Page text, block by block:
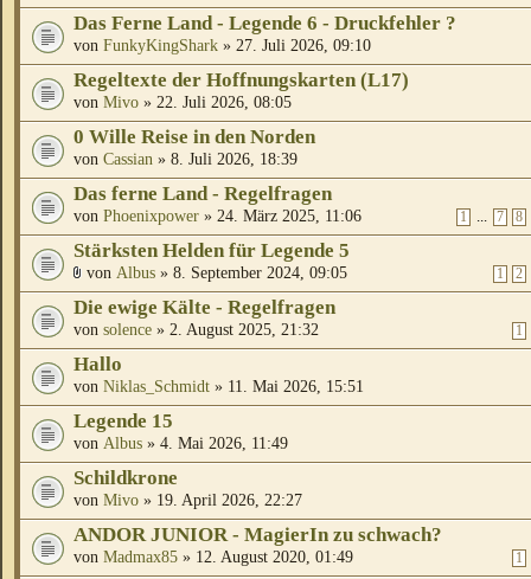
Das Ferne Land - Legende 6 - Druckfehler ?
von FunkyKingShark » 27. Juli 2026, 09:10
Regeltexte der Hoffnungskarten (L17)
von Mivo » 22. Juli 2026, 08:05
0 Wille Reise in den Norden
von Cassian » 8. Juli 2026, 18:39
Das ferne Land - Regelfragen
1 ... 7 8
von Phoenixpower » 24. März 2025, 11:06
Stärksten Helden für Legende 5
1 2
von Albus » 8. September 2024, 09:05
Die ewige Kälte - Regelfragen
1
von solence » 2. August 2025, 21:32
Hallo
von Niklas_Schmidt » 11. Mai 2026, 15:51
Legende 15
von Albus » 4. Mai 2026, 11:49
Schildkrone
von Mivo » 19. April 2026, 22:27
ANDOR JUNIOR - MagierIn zu schwach?
1
von Madmax85 » 12. August 2020, 01:49